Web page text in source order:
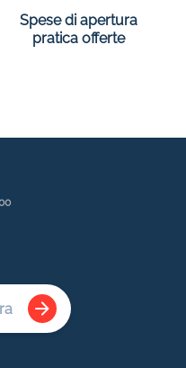
Spese di apertura
pratica offerte